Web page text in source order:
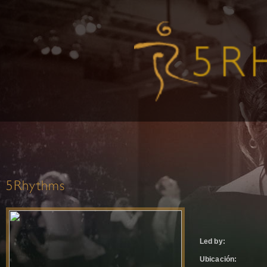
5Rhythms
Led by:
Ubicación: